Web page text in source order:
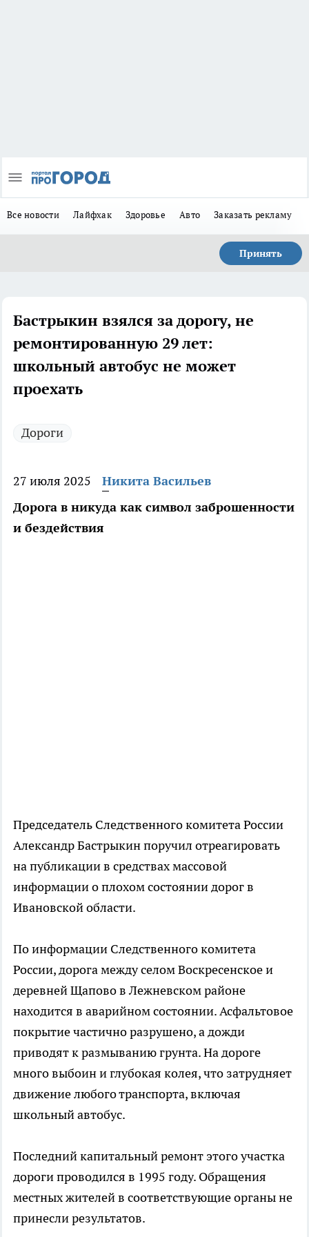
Все новости Лайфхак Здоровье Авто Заказать рекламу
Принять
Бастрыкин взялся за дорогу, не
ремонтированную 29 лет:
школьный автобус не может
проехать
Дороги
27 июля 2025
Никита Васильев
Дорога в никуда как символ заброшенности
и бездействия
Председатель Следственного комитета России
Александр Бастрыкин поручил отреагировать
на публикации в средствах массовой
информации о плохом состоянии дорог в
Ивановской области.
По информации Следственного комитета
России, дорога между селом Воскресенское и
деревней Щапово в Лежневском районе
находится в аварийном состоянии. Асфальтовое
покрытие частично разрушено, а дожди
приводят к размыванию грунта. На дороге
много выбоин и глубокая колея, что затрудняет
движение любого транспорта, включая
школьный автобус.
Последний капитальный ремонт этого участка
дороги проводился в 1995 году. Обращения
местных жителей в соответствующие органы не
принесли результатов.